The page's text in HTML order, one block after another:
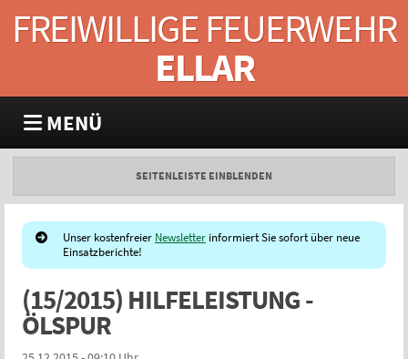
FREIWILLIGE FEUERWEHR
ELLAR
MENÜ
SEITENLEISTE EINBLENDEN
Unser kostenfreier Newsletterinformiert Sie sofort über neue
Einsatzberichte!
(15/2015) HILFELEISTUNG -
ÖLSPUR